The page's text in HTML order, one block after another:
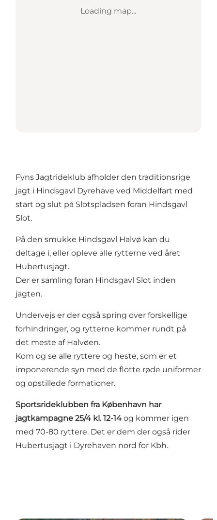
Loading map...
Fyns Jagtrideklub afholder den traditionsrige
jagt i Hindsgavl Dyrehave ved Middelfart med
start og slut på Slotspladsen foran Hindsgavl
Slot.
På den smukke Hindsgavl Halvø kan du
deltage i, eller opleve alle rytterne ved året
Hubertusjagt.
Der er samling foran Hindsgavl Slot inden
jagten.
Undervejs er der også spring over forskellige
forhindringer, og rytterne kommer rundt på
det meste af Halvøen.
Kom og se alle ryttere og heste, som er et
imponerende syn med de flotte røde uniformer
og opstillede formationer.
Sportsrideklubben fra København har
jagtkampagne 25/4 kl. 12-14 og kommer igen
med 70-80 ryttere. Det er dem der også rider
Hubertusjagt i Dyrehaven nord for Kbh.